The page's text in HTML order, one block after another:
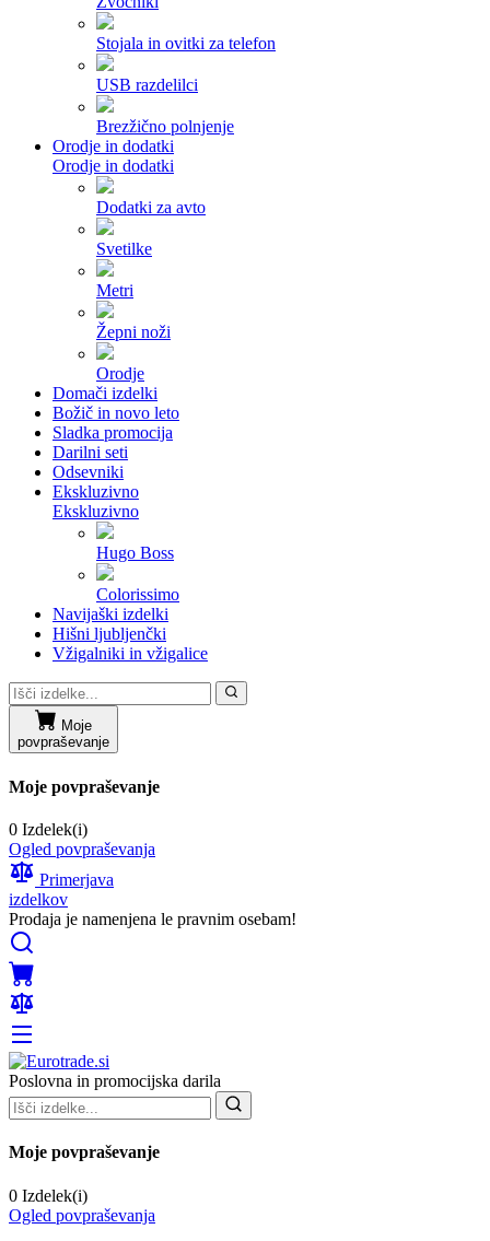
Stojala in ovitki za telefon
USB razdelilci
Brezžično polnjenje
Orodje in dodatki
Orodje in dodatki
Dodatki za avto
Svetilke
Metri
Žepni noži
Orodje
Domači izdelki
Božič in novo leto
Sladka promocija
Darilni seti
Odsevniki
Ekskluzivno
Ekskluzivno
Hugo Boss
Colorissimo
Navijaški izdelki
Hišni ljubljenčki
Vžigalniki in vžigalice
Moje
povpraševanje
Moje povpraševanje
0 Izdelek(i)
Ogled povpraševanja
Primerjava
izdelkov
Prodaja je namenjena le pravnim osebam!
Poslovna in promocijska darila
Moje povpraševanje
0 Izdelek(i)
Ogled povpraševanja